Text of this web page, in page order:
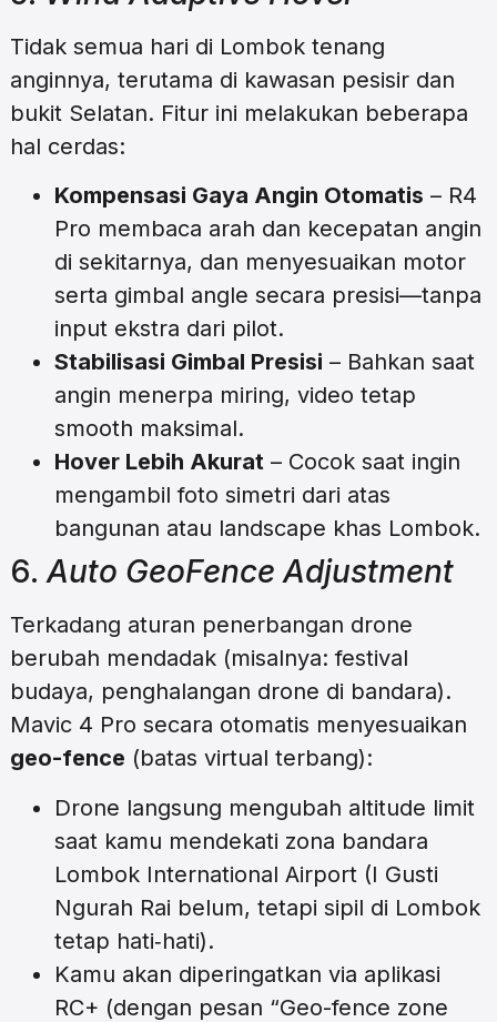
Tidak semua hari di Lombok tenang
anginnya, terutama di kawasan pesisir dan
bukit Selatan. Fitur ini melakukan beberapa
hal cerdas:
Kompensasi Gaya Angin Otomatis – R4
Pro membaca arah dan kecepatan angin
di sekitarnya, dan menyesuaikan motor
serta gimbal angle secara presisi—tanpa
input ekstra dari pilot.
Stabilisasi Gimbal Presisi – Bahkan saat
angin menerpa miring, video tetap
smooth maksimal.
Hover Lebih Akurat– Cocok saat ingin
mengambil foto simetri dari atas
bangunan atau landscape khas Lombok.
6.Auto GeoFence Adjustment
Terkadang aturan penerbangan drone
berubah mendadak (misalnya: festival
budaya, penghalangan drone di bandara).
Mavic 4 Pro secara otomatis menyesuaikan
geo-fence (batas virtual terbang):
Drone langsung mengubah altitude limit
saat kamu mendekati zona bandara
Lombok International Airport (I Gusti
Ngurah Rai belum, tetapi sipil di Lombok
tetap hati‑hati).
Kamu akan diperingatkan via aplikasi
RC+ (dengan pesan “Geo-fence zone